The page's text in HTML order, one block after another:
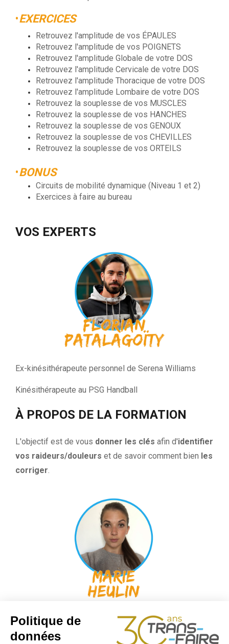
•EXERCICES
Retrouvez l'amplitude de vos ÉPAULES
Retrouvez l'amplitude de vos POIGNETS
Retrouvez l'amplitude Globale de votre DOS
Retrouvez l'amplitude Cervicale de votre DOS
Retrouvez l'amplitude Thoracique de votre DOS
Retrouvez l'amplitude Lombaire de votre DOS
Retrouvez la souplesse de vos MUSCLES
Retrouvez la souplesse de vos HANCHES
Retrouvez la souplesse de vos GENOUX
Retrouvez la souplesse de vos CHEVILLES
Retrouvez la souplesse de vos ORTEILS
•BONUS
Circuits de mobilité dynamique (Niveau 1 et 2)
Exercices à faire au bureau
VOS EXPERTS
Ex-kinésithérapeute personnel de Serena Williams
Kinésithérapeute au PSG Handball
À PROPOS DE LA FORMATION
L'objectif est de vous donner les clés afin d'identifier
vos raideurs/douleurs et de savoir comment bien les
corriger
Kinésithérapeute du sport (équipes
football et Basket de niveau international)